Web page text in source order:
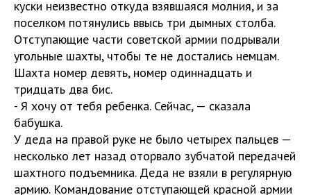
куски неизвестно откуда взявшаяся молния, и за
поселком потянулись ввысь три дымных столба.
Отступающие части советской армии подрывали
угольные шахты, чтобы те не достались немцам.
Шахта номер девять, номер одиннадцать и
тридцать два бис.
- Я хочу от тебя ребенка. Сейчас, — сказала
бабушка.
У деда на правой руке не было четырех пальцев —
несколько лет назад оторвало зубчатой передачей
шахтного подъемника. Деда не взяли в регулярную
армию. Командование отступающей красной армии